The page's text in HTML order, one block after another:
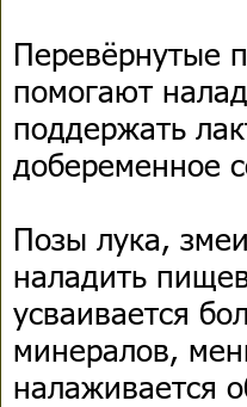
Перевёрнутые
помогают
поддержать
добеременное
Позы лука,
наладить
усваивается
минералов,
налаживается